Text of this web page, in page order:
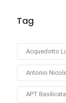
Tag
Acquedotto
Antonio
APT Basilicata